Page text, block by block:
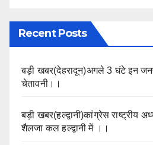
Recent Posts
बड़ी खबर(देहरादून)अगले 3 घंटे इन
चेतावनी।।
बड़ी खबर(हल्द्वानी)कांग्रेस राष्ट्रीय
शैलजा कल हल्द्वानी में ।।